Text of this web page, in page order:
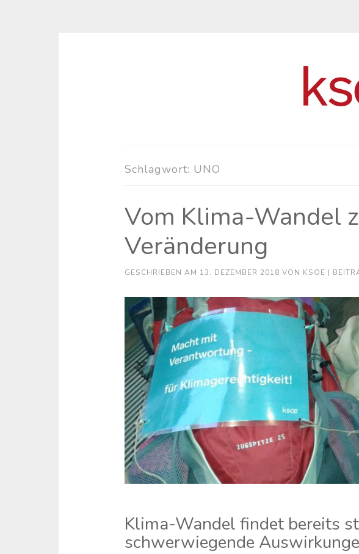
Schlagwort: UNO
Vom Klima-Wandel
Veränderung
GESCHRIEBEN AM 13. DEZEMBER 2018 VON KSOE |
Klima-Wandel findet bereits
schwerwiegende